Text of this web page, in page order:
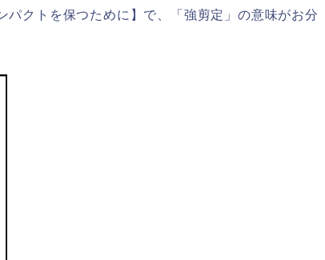
パクトを保つために】で、「強剪定」の意味がお分